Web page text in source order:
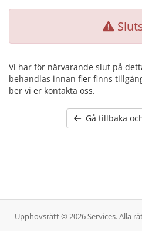
Vi har för närvarande slut på
behandlas innan fler finns
ber vi er kontakta oss.
Gå tillbaka
Upphovsrätt © 2026 Services. Alla